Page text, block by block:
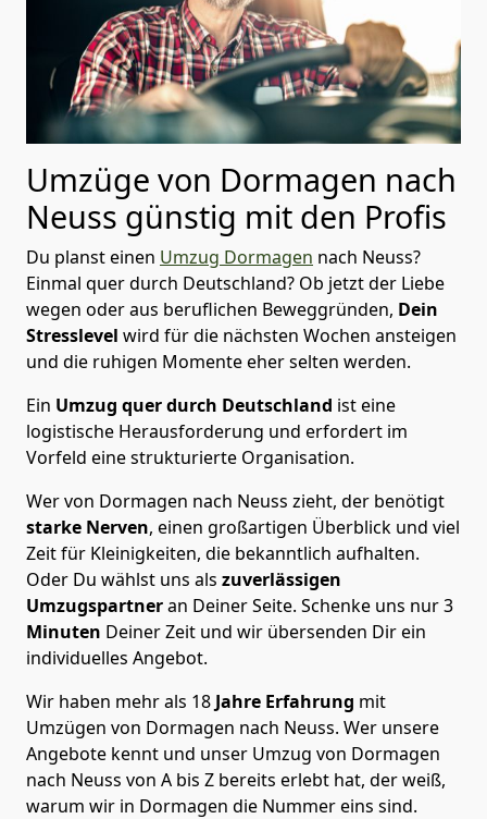
Umzüge von Dormagen nach
Neuss günstig mit den Profis
Du planst einen Umzug Dormagen nach Neuss?
Einmal quer durch Deutschland? Ob jetzt der Liebe
wegen oder aus beruflichen Beweggründen, Dein
Stresslevel wird für die nächsten Wochen ansteigen
und die ruhigen Momente eher selten werden.
Ein Umzug quer durch Deutschland ist eine
logistische Herausforderung und erfordert im
Vorfeld eine strukturierte Organisation.
Wer von Dormagen nach Neuss zieht, der benötigt
starke Nerven, einen großartigen Überblick und viel
Zeit für Kleinigkeiten, die bekanntlich aufhalten.
Oder Du wählst uns als zuverlässigen
Umzugspartneran Deiner Seite. Schenke uns nur3
Minuten Deiner Zeit und wir übersenden Dir ein
individuelles Angebot.
Wir haben mehr als 18 Jahre Erfahrung mit
Umzügen von Dormagen nach Neuss. Wer unsere
Angebote kennt und unser Umzug von Dormagen
nach Neuss von A bis Z bereits erlebt hat, der weiß,
warum wir in Dormagen die Nummer eins sind.